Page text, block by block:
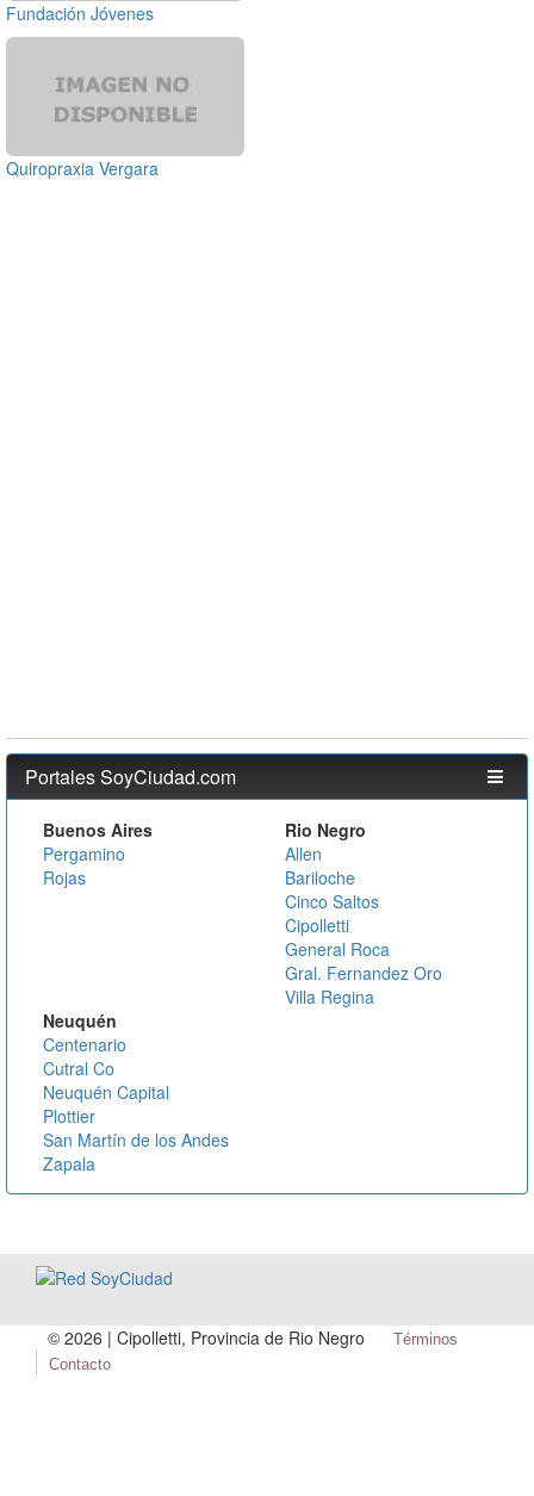
Fundación Jóvenes
Quiropraxia Vergara
Portales SoyCiudad.com
Buenos Aires
Pergamino
Rojas
Rio Negro
Allen
Bariloche
Cinco Saltos
Cipolletti
General Roca
Gral. Fernandez Oro
Villa Regina
Neuquén
Centenario
Cutral Co
Neuquén Capital
Plottier
San Martín de los Andes
Zapala
© 2026 | Cipolletti, Provincia de Rio Negro
Términos
Contacto